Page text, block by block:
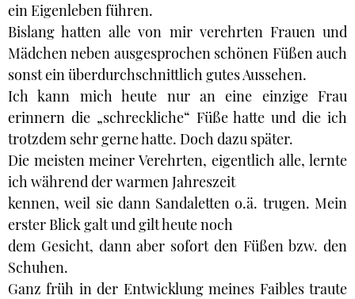
ein Eigenleben führen.
Bislang hatten alle von mir verehrten Frauen und
Mädchen neben ausgesprochen schönen Füßen auch
sonst ein überdurchschnittlich gutes Aussehen.
Ich kann mich heute nur an eine einzige Frau
erinnern die „schreckliche“ Füße hatte und die ich
trotzdem sehr gerne hatte. Doch dazu später.
Die meisten meiner Verehrten, eigentlich alle, lernte
ich während der warmen Jahreszeit
kennen, weil sie dann Sandaletten o.ä. trugen. Mein
erster Blick galt und gilt heute noch
dem Gesicht, dann aber sofort den Füßen bzw. den
Schuhen.
Ganz früh in der Entwicklung meines Faibles traute